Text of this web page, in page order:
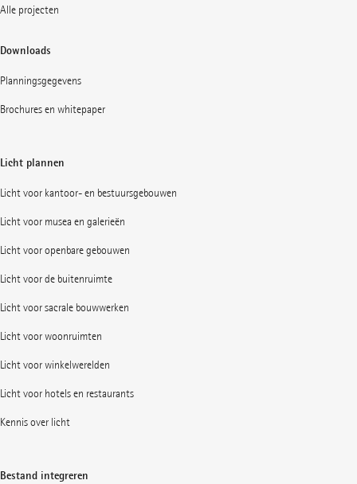
Alle projecten
Downloads
Planningsgegevens
Brochures en whitepaper
Licht plannen
Licht voor kantoor- en bestuursgebouwen
Licht voor musea en galerieën
Licht voor openbare gebouwen
Licht voor de buitenruimte
Licht voor sacrale bouwwerken
Licht voor woonruimten
Licht voor winkelwerelden
Licht voor hotels en restaurants
Kennis over licht
Bestand integreren